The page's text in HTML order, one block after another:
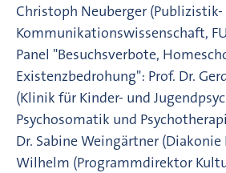
Christoph Neuberger (Publizistik-
Kommunikationswissenschaft,
Panel "Besuchsverbote,
Existenzbedrohung": Prof. Dr.
(Klinik für Kinder- und
Psychosomatik und
Dr. Sabine Weingärtner (Diakonie
Wilhelm (Programmdirektor